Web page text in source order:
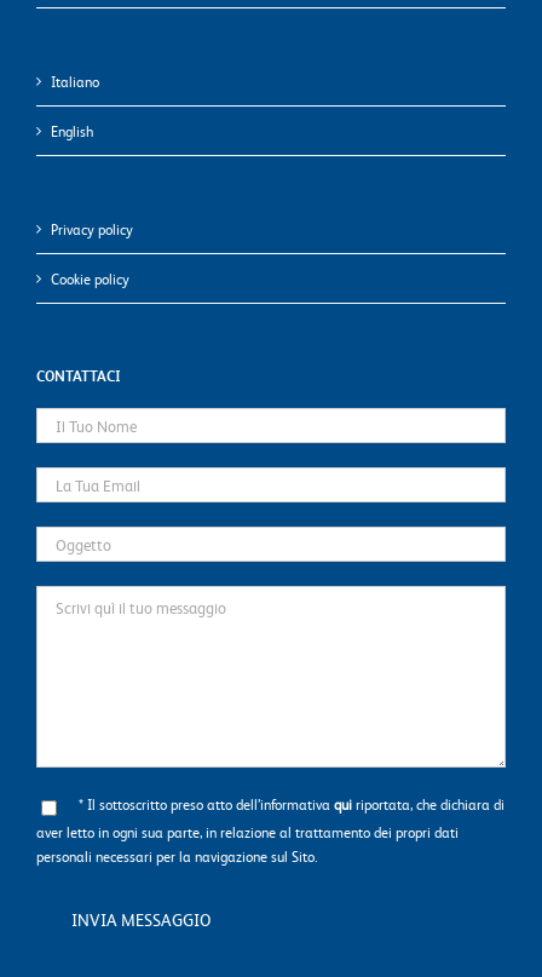
Italiano
English
Privacy policy
Cookie policy
CONTATTACI
* Il sottoscritto preso atto dell’informativaquiriportata, che dichiara di
aver letto in ogni sua parte, in relazione al trattamento dei propri dati
personali necessari per la navigazione sul Sito.